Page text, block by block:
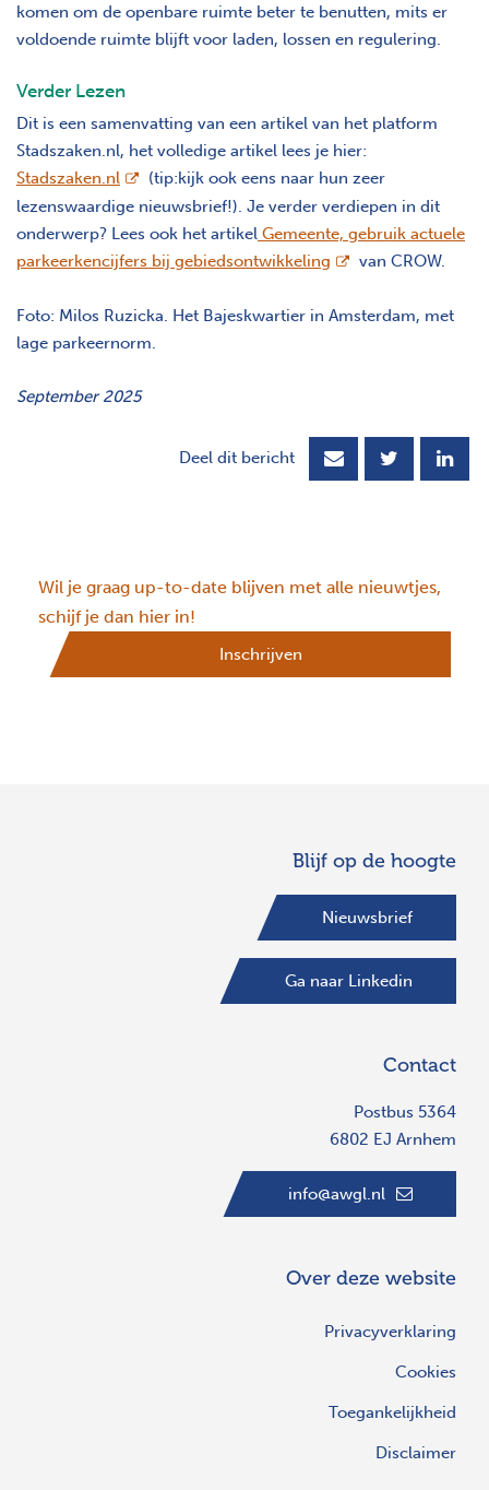
komen om de openbare ruimte beter te benutten, mits er
voldoende ruimte blijft voor laden, lossen en regulering.
Verder Lezen
Dit is een samenvatting van een artikel van het platform
Stadszaken.nl, het volledige artikel lees je hier:
Stadszaken.nl opent nieuw scherm
(tip:kijk ook eens naar hun zeer
lezenswaardige nieuwsbrief!). Je verder verdiepen in dit
onderwerp? Lees ook het artikel Gemeente, gebruik actuele
parkeerkencijfers bij gebiedsontwikkeling opent nieuw scherm
van CROW.
Foto: Milos Ruzicka. Het Bajeskwartier in Amsterdam, met
lage parkeernorm.
September 2025
Deel dit bericht
Wil je graag up-to-date blijven met alle nieuwtjes,
schijf je dan hier in!
Inschrijven
Blijf op de hoogte
Nieuwsbrief
Ga naar Linkedin
Contact
Postbus 5364
6802 EJ Arnhem
info@awgl.nl
Over deze website
Privacyverklaring
Cookies
Toegankelijkheid
Disclaimer